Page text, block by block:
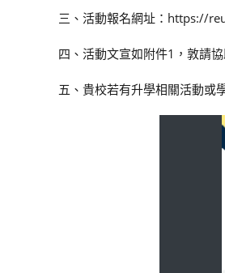
三、活動報名網址：https://
四、活動文宣如附件1，敦請
五、貴校若有升學相關活動或